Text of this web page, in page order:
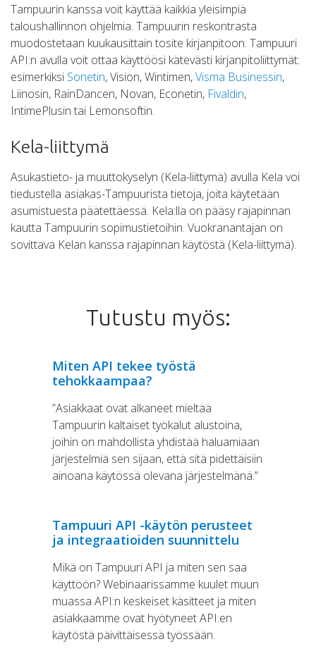
Tampuurin kanssa voit käyttää kaikkia yleisimpiä
taloushallinnon ohjelmia. Tampuurin reskontrasta
muodostetaan kuukausittain tosite kirjanpitoon. Tampuuri
API:n avulla voit ottaa käyttöösi kätevästi kirjanpitoliittymät:
esimerkiksi Sonetin, Vision, Wintimen,Visma Businessin,
Liinosin, RainDancen, Novan, Econetin, Fivaldin,
IntimePlusin tai Lemonsoftin.
Kela-liittymä
Asukastieto- ja muuttokyselyn (Kela-liittymä) avulla Kela voi
tiedustella asiakas-Tampuurista tietoja, joita käytetään
asumistuesta päätettäessä. Kela:lla on pääsy rajapinnan
kautta Tampuurin sopimustietoihin. Vuokranantajan on
sovittava Kelan kanssa rajapinnan käytöstä (Kela-liittymä).
Tutustu myös:
Miten API tekee työstä
tehokkaampaa?
”Asiakkaat ovat alkaneet mieltää
Tampuurin kaltaiset työkalut alustoina,
joihin on mahdollista yhdistää haluamiaan
järjestelmiä sen sijaan, että sitä pidettäisiin
ainoana käytössä olevana järjestelmänä.”
Tampuuri API -käytön perusteet
ja integraatioiden suunnittelu
Mikä on Tampuuri API ja miten sen saa
käyttöön? Webinaarissamme kuulet muun
muassa API:n keskeiset käsitteet ja miten
asiakkaamme ovat hyötyneet API:en
käytöstä päivittäisessä työssään.